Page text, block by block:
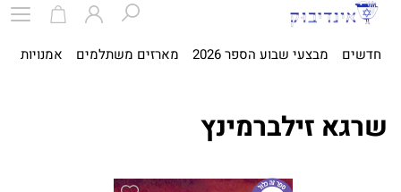
חדשים מבצעי שבוע הספר 2026 מארזים משתלמים אמנויות
שרגא זילברמינץ